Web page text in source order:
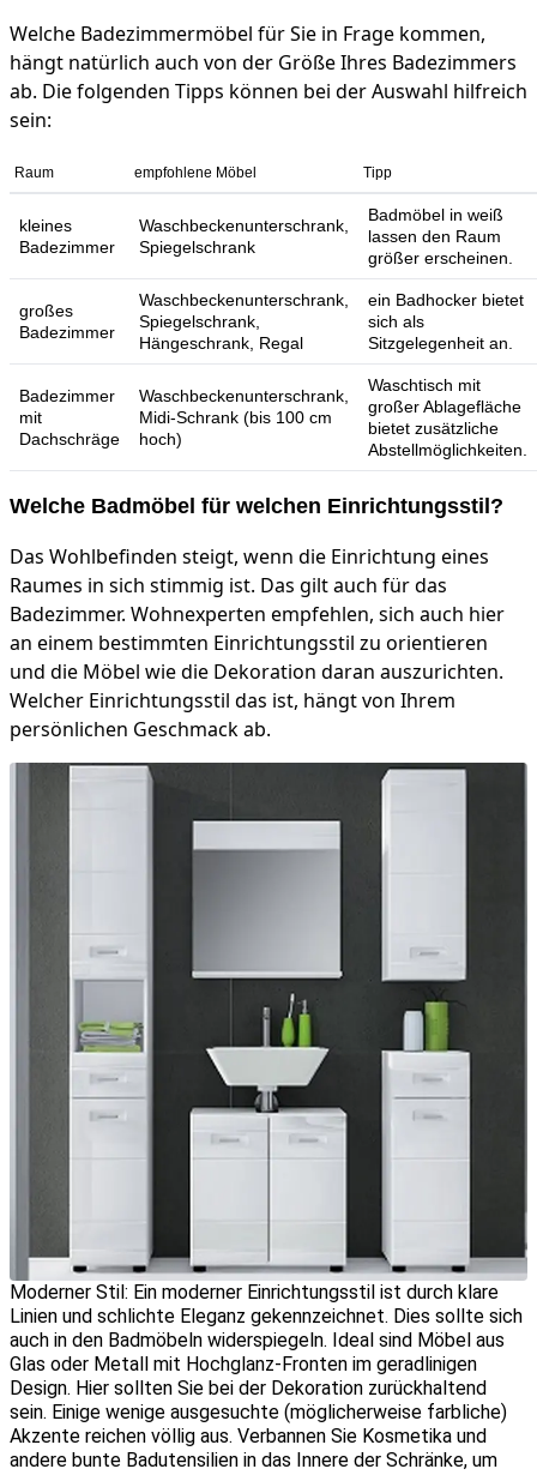
Welche Badezimmermöbel für Sie in Frage kommen,
hängt natürlich auch von der Größe Ihres Badezimmers
ab. Die folgenden Tipps können bei der Auswahl hilfreich
sein:
Raum empfohlene Möbel Tipp
kleines
Badezimmer
Waschbeckenunterschrank,
Spiegelschrank
Badmöbel in weiß
lassen den Raum
größer erscheinen.
großes
Badezimmer
Waschbeckenunterschrank,
Spiegelschrank,
Hängeschrank, Regal
ein Badhocker bietet
sich als
Sitzgelegenheit an.
Badezimmer
mit
Dachschräge
Waschbeckenunterschrank,
Midi-Schrank (bis 100 cm
hoch)
Waschtisch mit
großer Ablagefläche
bietet zusätzliche
Abstellmöglichkeiten.
Welche Badmöbel für welchen Einrichtungsstil?
Das Wohlbefinden steigt, wenn die Einrichtung eines
Raumes in sich stimmig ist. Das gilt auch für das
Badezimmer. Wohnexperten empfehlen, sich auch hier
an einem bestimmten Einrichtungsstil zu orientieren
und die Möbel wie die Dekoration daran auszurichten.
Welcher Einrichtungsstil das ist, hängt von Ihrem
persönlichen Geschmack ab.
Moderner Stil: Ein moderner Einrichtungsstil ist durch klare
Linien und schlichte Eleganz gekennzeichnet. Dies sollte sich
auch in den Badmöbeln widerspiegeln. Ideal sind Möbel aus
Glas oder Metall mit Hochglanz-Fronten im geradlinigen
Design. Hier sollten Sie bei der Dekoration zurückhaltend
sein. Einige wenige ausgesuchte (möglicherweise farbliche)
Akzente reichen völlig aus. Verbannen Sie Kosmetika und
andere bunte Badutensilien in das Innere der Schränke, um